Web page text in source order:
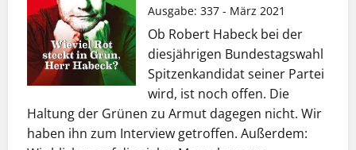
Ausgabe: 337 - März 2021
Ob Robert Habeck bei der
diesjährigen Bundestagswahl
Spitzenkandidat seiner Partei
wird, ist noch offen. Die
Haltung der Grünen zu Armut dagegen nicht. Wir
haben ihn zum Interview getroffen. Außerdem: